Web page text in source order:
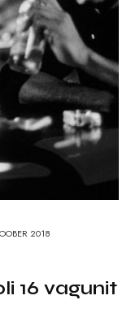
2018
16 vagunit